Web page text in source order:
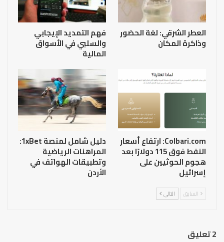
العطر الشرقي: لغة الحضور
وذاكرة المكان
فهم التمديد الإيجابي
والسلبي في الأسواق
المالية
Colbari.com: ارتفاع أسعار
النفط فوق 115 دولارًا بعد
هجوم الحوثيين على
إسرائيل
دليل شامل لمنصة 1xBet:
المراهنات الرياضية
وتطبيقات الهواتف في
الأردن
السابق التالي
2 تعليق